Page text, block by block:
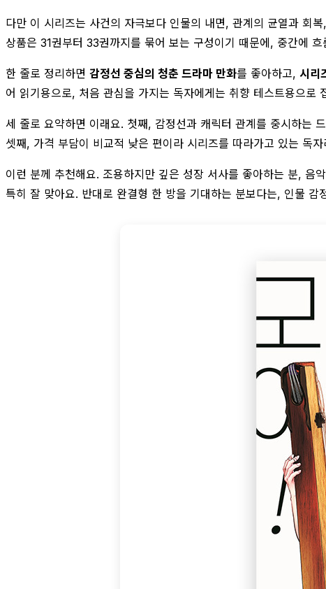
다만 이 시리즈는 사건의 자극보다 인물의 내면, 관계의 균열과 회
상품은 31권부터 33권까지를 묶어 보는 구성이기 때문에, 중간에
한 줄로 정리하면 감정선 중심의 청춘 드라마 만화를 좋아하고, 시리
어 읽기용으로, 처음 관심을 가지는 독자에게는 취향 테스트용으로
세 줄로 요약하면 이래요. 첫째, 감정선과 캐릭터 관계를 중시하는
셋째, 가격 부담이 비교적 낮은 편이라 시리즈를 따라가고 있는 독
이런 분께 추천해요. 조용하지만 깊은 성장 서사를 좋아하는 분, 음
특히 잘 맞아요. 반대로 완결형 한 방을 기대하는 분보다는, 인물